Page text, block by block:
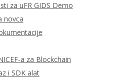
za uFR GIDS Demo
novca
a za Blockchain
i SDK alat